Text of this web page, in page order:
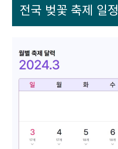
전국 벚꽃 축제 일정